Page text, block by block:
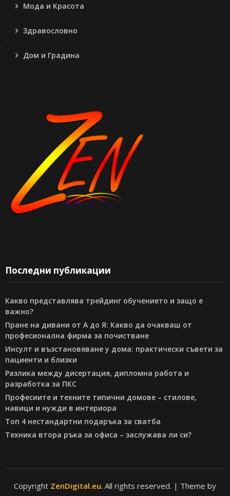
Мода и Красота
Здравословно
Дом и Градина
Последни публикации
Какво представлява трейдинг обучението и защо е
важно?
Пране на дивани от А до Я: Какво да очакваш от
професионална фирма за почистване
Инсулт и възстановяване у дома: практически съвети за
пациенти и близки
Разлика между дисертация, дипломна работа и
разработка за ПКС
Професиите и техните типични домове – стилове,
навици и нужди в интериора
Топ 4 нестандартни подаръка за сватба
Техника втора ръка за офиса – заслужава ли си?
Copyright ZenDigital.eu. All rights reserved. | Theme by